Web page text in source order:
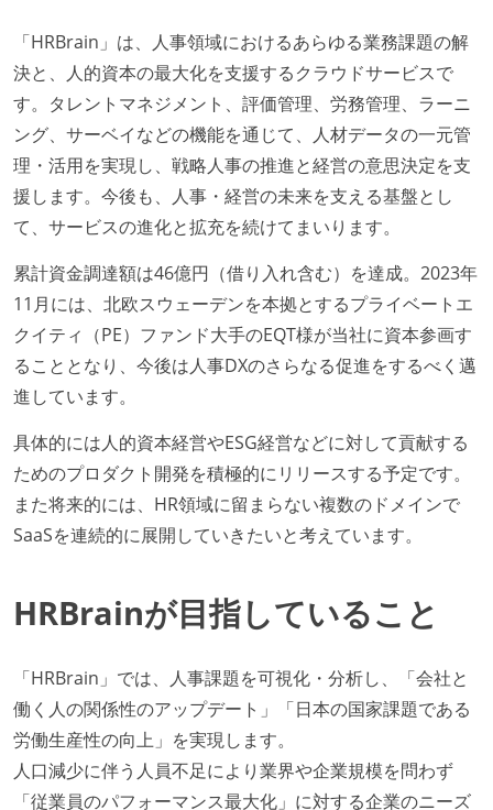
「HRBrain」は、人事領域におけるあらゆる業務課題の解
決と、人的資本の最大化を支援するクラウドサービスで
す。タレントマネジメント、評価管理、労務管理、ラーニ
ング、サーベイなどの機能を通じて、人材データの一元管
理・活用を実現し、戦略人事の推進と経営の意思決定を支
援します。今後も、人事・経営の未来を支える基盤とし
て、サービスの進化と拡充を続けてまいります。
累計資金調達額は46億円（借り入れ含む）を達成。2023年
11月には、北欧スウェーデンを本拠とするプライベートエ
クイティ（PE）ファンド大手のEQT様が当社に資本参画す
ることとなり、今後は人事DXのさらなる促進をするべく邁
進しています。
具体的には人的資本経営やESG経営などに対して貢献する
ためのプロダクト開発を積極的にリリースする予定です。
また将来的には、HR領域に留まらない複数のドメインで
SaaSを連続的に展開していきたいと考えています。
HRBrainが目指していること
「HRBrain」では、人事課題を可視化・分析し、「会社と
働く人の関係性のアップデート」「日本の国家課題である
労働生産性の向上」を実現します。
人口減少に伴う人員不足により業界や企業規模を問わず
「従業員のパフォーマンス最大化」に対する企業のニーズ